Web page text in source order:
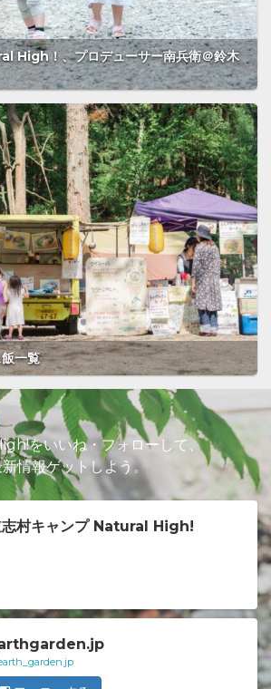
High！、プロデューサー南兵衛＠鈴木
一覧
をいいね・フォローして、
情報ゲットしよう。
志村キャンプ Natural High!